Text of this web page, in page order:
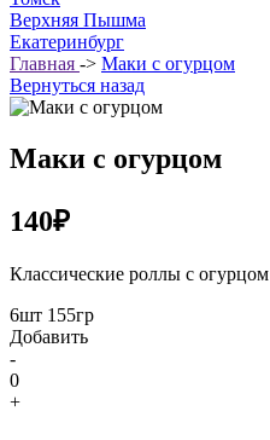
Верхняя Пышма
Екатеринбург
Главная -> Маки с огурцом
Вернуться назад
Маки с огурцом
140₽
Классические роллы с огурцом
6шт 155гр
Добавить
-
0
+